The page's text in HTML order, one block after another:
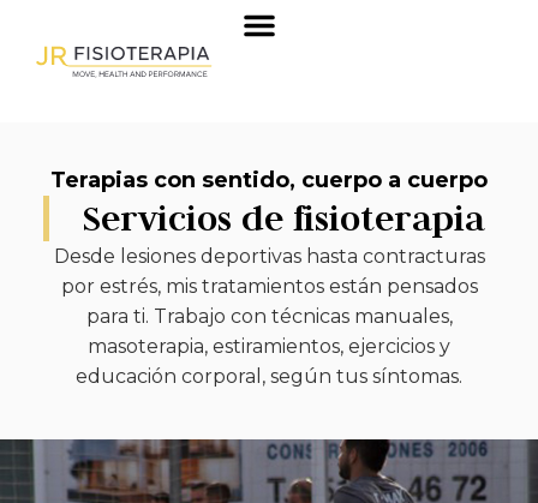
Terapias con sentido, cuerpo a cuerpo
Servicios de fisioterapia
Desde lesiones deportivas hasta contracturas
por estrés, mis tratamientos están pensados
para ti. Trabajo con técnicas manuales,
masoterapia, estiramientos, ejercicios y
educación corporal, según tus síntomas.